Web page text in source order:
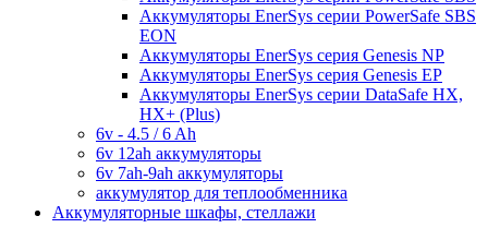
Аккумуляторы EnerSys серии PowerSafe SBS
EON
Аккумуляторы EnerSys серия Genesis NP
Аккумуляторы EnerSys серия Genesis EP
Аккумуляторы EnerSys серии DataSafe HX,
HX+ (Plus)
6v - 4.5 / 6 Ah
6v 12ah аккумуляторы
6v 7ah-9ah аккумуляторы
аккумулятор для теплообменника
Аккумуляторные шкафы, стеллажи